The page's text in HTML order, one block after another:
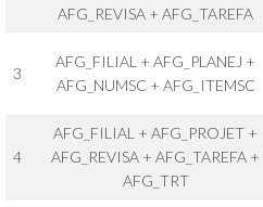
AFG_REVISA + AFG_TAREFA
3
AFG_FILIAL + AFG_PLANEJ +
AFG_NUMSC + AFG_ITEMSC
4
AFG_FILIAL + AFG_PROJET +
AFG_REVISA + AFG_TAREFA +
AFG_TRT